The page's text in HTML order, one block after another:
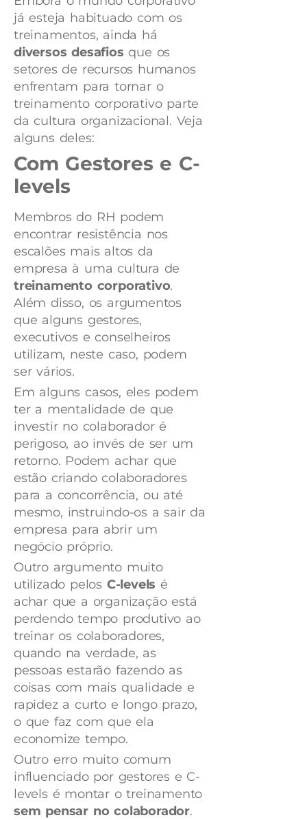
já esteja habituado com os
treinamentos, ainda há
diversos desafios que os
setores de recursos humanos
enfrentam para tornar o
treinamento corporativo parte
da cultura organizacional. Veja
alguns deles:
Com Gestores e C-
levels
Membros do RH podem
encontrar resistência nos
escalões mais altos da
empresa à uma cultura de
treinamento corporativo.
Além disso, os argumentos
que alguns gestores,
executivos e conselheiros
utilizam, neste caso, podem
ser vários.
Em alguns casos, eles podem
ter a mentalidade de que
investir no colaborador é
perigoso, ao invés de ser um
retorno. Podem achar que
estão criando colaboradores
para a concorrência, ou até
mesmo, instruindo-os a sair da
empresa para abrir um
negócio próprio.
Outro argumento muito
utilizado pelos C-levels é
achar que a organização está
perdendo tempo produtivo ao
treinar os colaboradores,
quando na verdade, as
pessoas estarão fazendo as
coisas com mais qualidade e
rapidez a curto e longo prazo,
o que faz com que ela
economize tempo.
Outro erro muito comum
influenciado por gestores e C-
levels é montar o treinamento
sem pensar no colaborador.